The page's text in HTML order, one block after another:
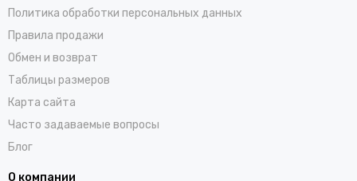
Политика обработки персональных данных
Правила продажи
Обмен и возврат
Таблицы размеров
Карта сайта
Часто задаваемые вопросы
Блог
О компании